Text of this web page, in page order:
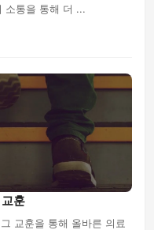
소통을 통해 더 ...
훈
교훈을 통해 올바른 의료